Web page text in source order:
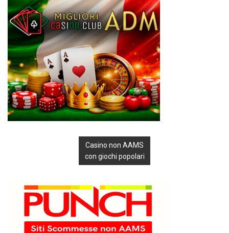
Casino non AAMS
con giochi popolari